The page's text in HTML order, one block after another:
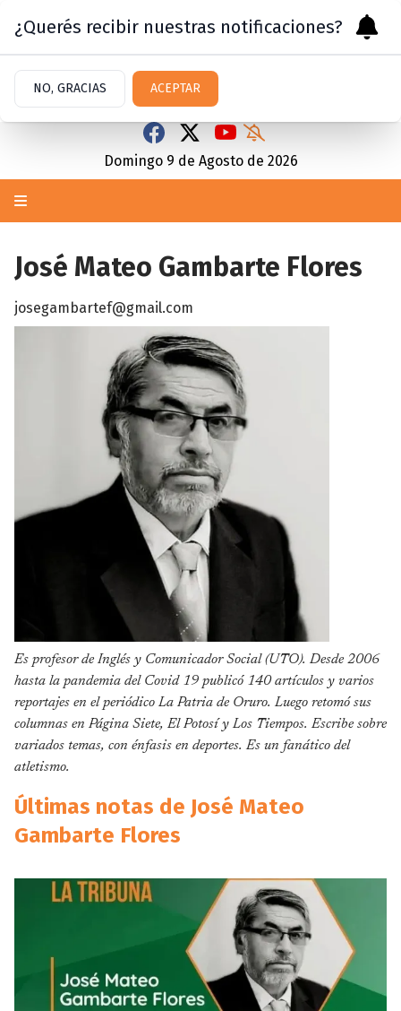
Domingo 9 de Agosto de 2026
José Mateo Gambarte Flores
josegambartef@gmail.com
Es profesor de Inglés y Comunicador Social (UTO). Desde 2006
hasta la pandemia del Covid 19 publicó 140 artículos y varios
reportajes en el periódico La Patria de Oruro. Luego retomó sus
columnas en Página Siete, El Potosí y Los Tiempos. Escribe sobre
variados temas, con énfasis en deportes. Es un fanático del
atletismo.
Últimas notas de José Mateo
Gambarte Flores
¿Querés recibir nuestras notificaciones?
NO, GRACIAS ACEPTAR